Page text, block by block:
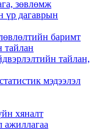
зөвлөмж
үр дагаврын
баримт
тайлан
тайлан,
мэдээлэл
хяналт
ажиллагаа